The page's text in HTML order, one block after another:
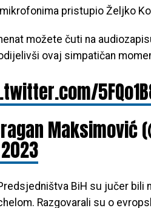
pristupio Željko
možete čuti na
ovaj simpatičan
Maksimović
BiH su jučer
Razgovarali su o